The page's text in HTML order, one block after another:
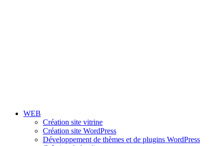
WEB
Création site vitrine
Création site WordPress
Développement de thèmes et de plugins WordPress